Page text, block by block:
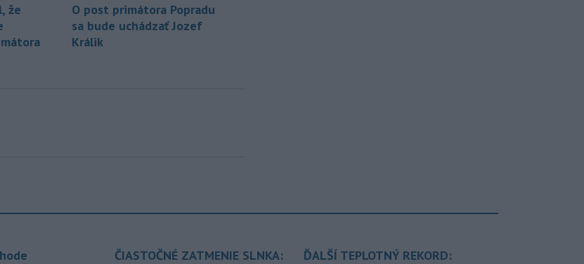
že
O post primátora Popradu
sa bude uchádzať Jozef
Králik
ČIASTOČNÉ ZATMENIE SLNKA:
ĎALŠÍ TEPLOTNÝ REKORD: